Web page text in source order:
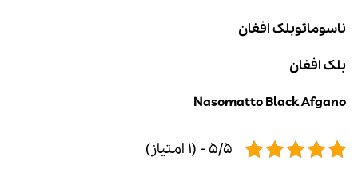
ناسوماتوبلک افغان
بلک افغان
Nasomatto Black Afgano
5/5 - (1 امتیاز)